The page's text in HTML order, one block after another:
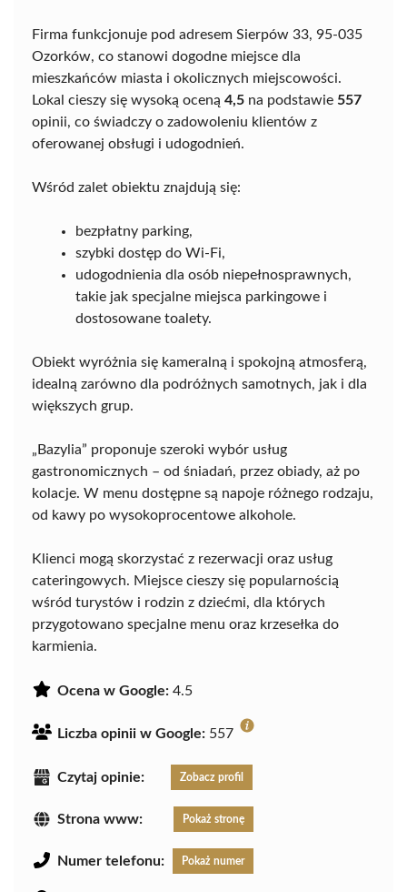
Firma funkcjonuje pod adresem Sierpów 33, 95-035
Ozorków, co stanowi dogodne miejsce dla
mieszkańców miasta i okolicznych miejscowości.
Lokal cieszy się wysoką oceną 4,5 na podstawie 557
opinii, co świadczy o zadowoleniu klientów z
oferowanej obsługi i udogodnień.
Wśród zalet obiektu znajdują się:
bezpłatny parking,
szybki dostęp do Wi-Fi,
udogodnienia dla osób niepełnosprawnych,
takie jak specjalne miejsca parkingowe i
dostosowane toalety.
Obiekt wyróżnia się kameralną i spokojną atmosferą,
idealną zarówno dla podróżnych samotnych, jak i dla
większych grup.
„Bazylia” proponuje szeroki wybór usług
gastronomicznych – od śniadań, przez obiady, aż po
kolacje. W menu dostępne są napoje różnego rodzaju,
od kawy po wysokoprocentowe alkohole.
Klienci mogą skorzystać z rezerwacji oraz usług
cateringowych. Miejsce cieszy się popularnością
wśród turystów i rodzin z dziećmi, dla których
przygotowano specjalne menu oraz krzesełka do
karmienia.
Ocena w Google: 4.5
Liczba opinii w Google: 557
Czytaj opinie: Zobacz profil
Strona www: Pokaż stronę
Numer telefonu: Pokaż numer